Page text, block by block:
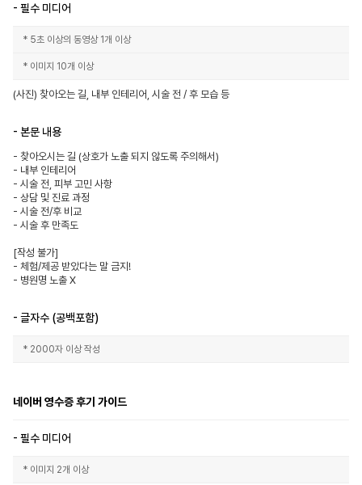
- 필수 미디어
* 5초 이상의 동영상 1개 이상
* 이미지 10개 이상
(사진) 찾아오는 길, 내부 인테리어, 시술 전 / 후 모습 등
- 본문 내용
- 찾아오시는 길 (상호가 노출 되지 않도록 주의해서)
- 내부 인테리어
- 시술 전, 피부 고민 사항
- 상담 및 진료 과정
- 시술 전/후 비교
- 시술 후 만족도
[작성 불가]
- 체험/제공 받았다는 말 금지!
- 병원명 노출 X
- 글자수 (공백포함)
* 2000자 이상 작성
네이버 영수증 후기 가이드
- 필수 미디어
* 이미지 2개 이상